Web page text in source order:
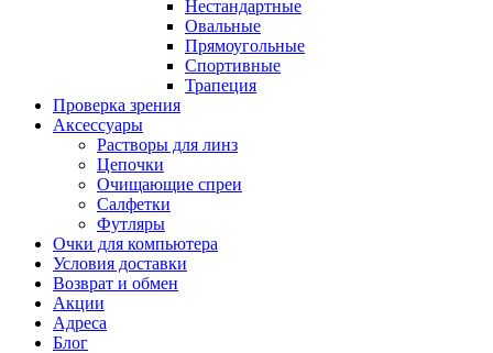
Нестандартные
Овальные
Прямоугольные
Спортивные
Трапеция
Проверка зрения
Аксессуары
Растворы для линз
Цепочки
Очищающие спреи
Салфетки
Футляры
Очки для компьютера
Условия доставки
Возврат и обмен
Акции
Адреса
Блог